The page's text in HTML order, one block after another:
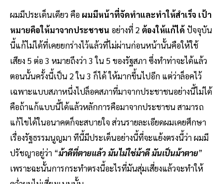
ผมมีประเด็นเดียว คือ ผมมีหน้าที่จัดทำและทำให้สำเร็จ เป้า
หมายคือให้มาจากประชาชน อย่างที่ 2 ต้องให้แก้ได้ ปัจจุบัน
นี้แก้ไม่ได้ที่เคยยกร่างไว้แล้วที่ไม่ผ่านก่อนหน้านั้นคือให้ใช้
เสียง 5 ต่อ 3 หมายถึงว่า 3 ใน 5 ของรัฐสภา ซึ่งทำท่าจะได้แล้ว
ตอนนั้นครั้งนี้เป็น 2 ใน 3 ก็ได้ ให้มากขึ้นไปอีก แต่ว่าล็อคไว้
เฉพาะแบบสภาหนึ่งไปล็อคสภาที่มาจากประชาชนอย่างนี้ไม่ได้
คือถ้าแก้แบบนี้ได้แล้วหลักการคือมาจากประชาชน สามารถ
แก้ไขได้ในอนาคตก็จะสบายใจ ส่วนรายละเอียดผมเคยศึกษา
เรื่องรัฐธรรมนูญมา ทีนี้มีประเด็นอย่างนี้ที่จะแย้งตรงนี้ว่า ผมมี
ปรัชญาอยู่ว่า “ม้าดีที่ตายแล้ว มันไม่ใช่ม้าดี มันเป็นม้าตาย”
เพราะฉะนั้นการกระทำตรงนี้อะไรที่มันสุ่มเสี่ยงแล้วจะทำให้